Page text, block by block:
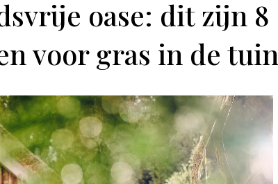
oase: dit zijn 8
voor gras in de tuin